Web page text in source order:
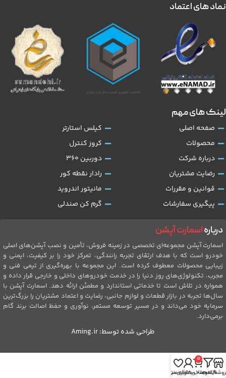
دربارهاسمارت آپشن
اسمارت آپشن مجموعه‌ای تخصصی در زمینه فروش، تأمین و نصب آپشن‌های اصلی
خودرو است که با هدف ارتقای تجربه رانندگی، تمرکز خود را بر کیفیت، ایمنی و
زیبایی محصولات معطوف کرده است. این مجموعه با بهره‌گیری از تیمی فنی و
مجرب، تکنولوژی‌های روز دنیا را در خدمت خودروهای داخلی و خارجی قرار داده و
همواره در تلاش است تا خدماتی استاندارد و مطمئن ارائه دهد. اسمارت آپشن با
سال‌ها تجربه در بازار قطعات و لوازم جانبی، رضایت و اعتماد مشتریان را بزرگ‌ترین
سرمایه خود می‌داند و در مسیر توسعه مستمر، نوآوری و حفظ اصالت برند گام
برمی‌دارد.
لینک های مهم
صفحه اصلی
محصولات
درباره شرکت
رضایت مشتریان
قوانین و مقررات
پیگیری سفارشات
کیلس استارتر
کروز کنترل
دوربین 360
رادار نقطه کور
مانیتور اندروید
گرم کن صندلی
نماد های اعتماد
طراحی شده توسط:Aming.ir
فیلترها
0
سبد خرید
حساب کاربری من
علاقه مندی